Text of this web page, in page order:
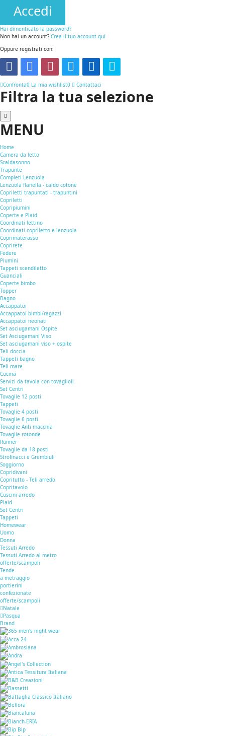
Accedi
Hai dimenticato la password?
Non hai un account? Crea il tuo account qui
Oppure registrati con:
Confronta0 La mia wishlist0 Contattaci
Filtra la tua selezione
MENU
Home
Camera da letto
Scaldasonno
Trapunte
Completi Lenzuola
Lenzuola flanella - caldo cotone
Copriletti trapuntati - trapuntini
Copriletti
Copripiumini
Coperte e Plaid
Coordinati lettino
Coordinati copriletto e lenzuola
Coprimaterasso
Coprirete
Federe
Piumini
Tappeti scendiletto
Guanciali
Coperte bimbo
Topper
Bagno
Accappatoi
Accappatoi bimbi/ragazzi
Accappatoi neonati
Set asciugamani Ospite
Set Asciugamani Viso
Set asciugamani viso + ospite
Teli doccia
Tappeti bagno
Teli mare
Cucina
Servizi da tavola con tovaglioli
Set Centri
Tovaglie 12 posti
Tappeti
Tovaglie 4 posti
Tovaglie 6 posti
Tovaglie Anti macchia
Tovaglie rotonde
Runner
Tovaglie da 18 posti
Strofinacci e Grembiuli
Soggiorno
Copridivani
Copritutto - Teli arredo
Copritavolo
Cuscini arredo
Plaid
Set Centri
Tappeti
Homewear
Uomo
Donna
Tessuti Arredo
Tessuti Arredo al metro
offerte/scampoli
Tende
a metraggio
portierini
confezionate
offerte/scampoli
Natale
Pasqua
Brand